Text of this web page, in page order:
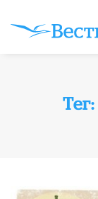
Тег: